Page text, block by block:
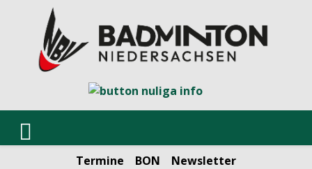
Termine BON
Newsletter